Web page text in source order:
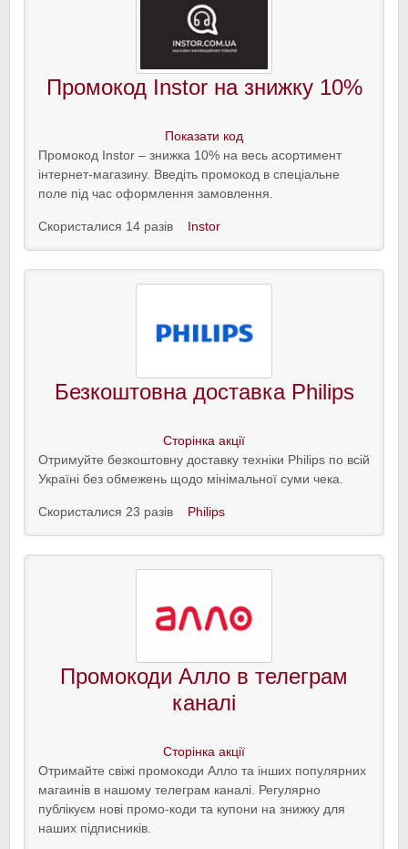
Промокод Instor на знижку 10%
Показати код
Промокод Instor – знижка 10% на весь асортимент
інтернет-магазину. Введіть промокод в спеціальне
поле під час оформлення замовлення.
Скористалися 14 разів Instor
Безкоштовна доставка Philips
Сторінка акції
Отримуйте безкоштовну доставку техніки Philips по всій
Україні без обмежень щодо мінімальної суми чека.
Скористалися 23 разів Philips
Промокоди Алло в телеграм
каналі
Сторінка акції
Отримайте свіжі промокоди Алло та інших популярних
магаинів в нашому телеграм каналі. Регулярно
публікуєм нові промо-коди та купони на знижку для
наших підписників.